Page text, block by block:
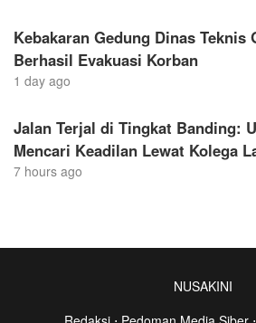
Kebakaran Gedung Dinas Teknis
Berhasil Evakuasi Korban
1 day ago
Jalan Terjal di Tingkat Banding:
Mencari Keadilan Lewat Kolega
7 hours ago
NUSAKINI